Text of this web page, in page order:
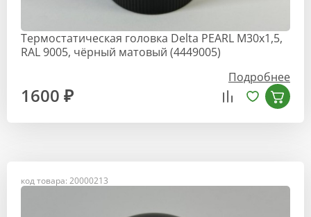
Термостатическая головка Delta PEARL M30x1,5,
RAL 9005, чёрный матовый (4449005)
Подробнее
1600 ₽
код товара: 20000213